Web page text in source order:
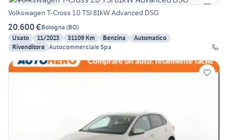
Volkswagen T-Cross 1.0 TSI 81kW Advanced DSG
20.600 €Bologna (BO)
Usato
11/2023 31109 Km Benzina
Automatico
Rivenditore Autocommerciale Spa